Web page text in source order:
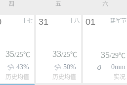
四 五 六
十七
35/25℃
43%
历史均值
十八
31
33/25℃
50%
历史均值
建军节
01
35/29℃
0mm
实况